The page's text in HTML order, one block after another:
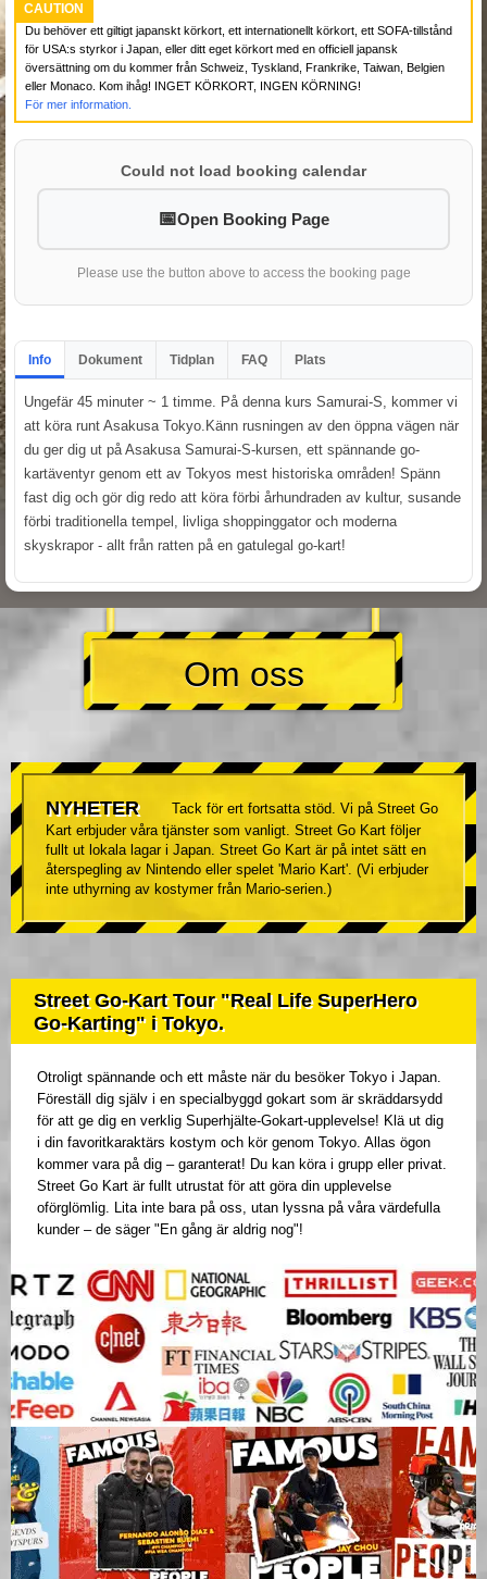
CAUTION
Du behöver ett giltigt japanskt körkort, ett internationellt körkort, ett SOFA-tillstånd
för USA:s styrkor i Japan, eller ditt eget körkort med en officiell japansk
översättning om du kommer från Schweiz, Tyskland, Frankrike, Taiwan, Belgien
eller Monaco. Kom ihåg! INGET KÖRKORT, INGEN KÖRNING!
För mer information.
Could not load booking calendar
Open Booking Page
Please use the button above to access the booking page
Info Dokument Tidplan FAQ Plats
Ungefär 45 minuter ~ 1 timme. På denna kurs Samurai-S, kommer vi
att köra runt Asakusa Tokyo.Känn rusningen av den öppna vägen när
du ger dig ut på Asakusa Samurai-S-kursen, ett spännande go-
kartäventyr genom ett av Tokyos mest historiska områden! Spänn
fast dig och gör dig redo att köra förbi århundraden av kultur, susande
förbi traditionella tempel, livliga shoppinggator och moderna
skyskrapor - allt från ratten på en gatulegal go-kart!
Om oss
NYHETER
Tack för ert fortsatta stöd. Vi på Street Go
Kart erbjuder våra tjänster som vanligt. Street Go Kart följer
fullt ut lokala lagar i Japan. Street Go Kart är på intet sätt en
återspegling av Nintendo eller spelet 'Mario Kart'. (Vi erbjuder
inte uthyrning av kostymer från Mario-serien.)
Street Go-Kart Tour "Real Life SuperHero
Go-Karting" i Tokyo.
Otroligt spännande och ett måste när du besöker Tokyo i Japan.
Föreställ dig själv i en specialbyggd gokart som är skräddarsydd
för att ge dig en verklig Superhjälte-Gokart-upplevelse! Klä ut dig
i din favoritkaraktärs kostym och kör genom Tokyo. Allas ögon
kommer vara på dig – garanterat! Du kan köra i grupp eller privat.
Street Go Kart är fullt utrustat för att göra din upplevelse
oförglömlig. Lita inte bara på oss, utan lyssna på våra värdefulla
kunder – de säger "En gång är aldrig nog"!